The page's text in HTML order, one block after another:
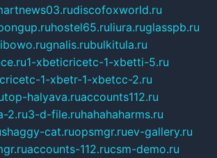
discofoxworld.ru
hostel65.ruliura.ruglasspb.ru
gnalis.rubulkitula.ru
1-xbeticricetc-1-xbetti-5.ru
cricetc-1-xbetr-1-xbetcc-2.ru
top-halyava.ruaccounts112.ru
2.ru3-d-file.ruhahahaharms.ru
shaggy-cat.ruopsmgr.ruev-gallery.ru
accounts-112.rucsm-demo.ru